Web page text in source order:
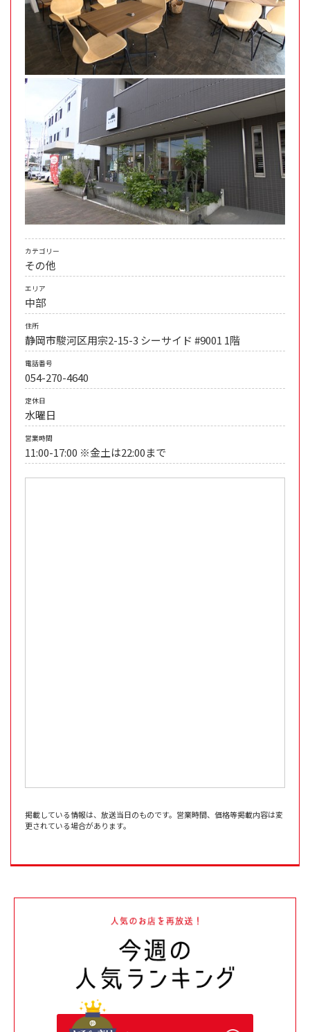
カテゴリー
その他
エリア
中部
住所
静岡市駿河区用宗2-15-3 シーサイド #9001 1階
電話番号
054-270-4640
定休日
水曜日
営業時間
11:00-17:00 ※金土は22:00まで
掲載している情報は、放送当日のものです。営業時間、価格等掲載内容は変
更されている場合があります。